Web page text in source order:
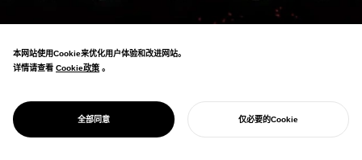
PROJECT
AUTORO
从"RPA"到"网络自动机器人"。直观传达意义
本网站使用Cookie来优化用户体验和改进网站。
详情请查看 Cookie政策
Cookie政策 。
全部同意 仅必要的Cookie